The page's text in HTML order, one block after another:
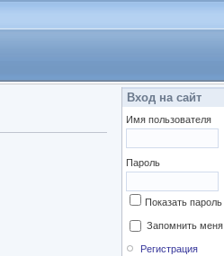
Вход на сайт
Имя пользователя
Пароль
Показать пароль
Запомнить меня
Регистрация